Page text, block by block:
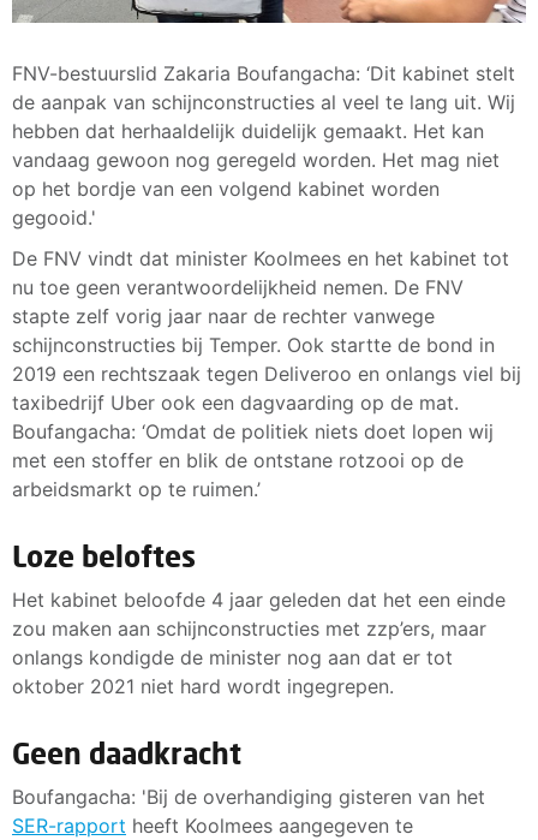
FNV-bestuurslid Zakaria Boufangacha: ‘Dit kabinet stelt
de aanpak van schijnconstructies al veel te lang uit. Wij
hebben dat herhaaldelijk duidelijk gemaakt. Het kan
vandaag gewoon nog geregeld worden. Het mag niet
op het bordje van een volgend kabinet worden
gegooid.'
De FNV vindt dat minister Koolmees en het kabinet tot
nu toe geen verantwoordelijkheid nemen. De FNV
stapte zelf vorig jaar naar de rechter vanwege
schijnconstructies bij Temper. Ook startte de bond in
2019 een rechtszaak tegen Deliveroo en onlangs viel bij
taxibedrijf Uber ook een dagvaarding op de mat.
Boufangacha: ‘Omdat de politiek niets doet lopen wij
met een stoffer en blik de ontstane rotzooi op de
arbeidsmarkt op te ruimen.’
Loze beloftes
Het kabinet beloofde 4 jaar geleden dat het een einde
zou maken aan schijnconstructies met zzp’ers, maar
onlangs kondigde de minister nog aan dat er tot
oktober 2021 niet hard wordt ingegrepen.
Geen daadkracht
Boufangacha: 'Bij de overhandiging gisteren van het
SER-rapport heeft Koolmees aangegeven te